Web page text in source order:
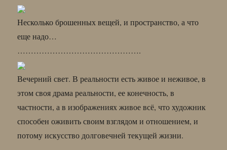
Несколько брошенных вещей, и пространство, а что
еще надо…
……………………………………….
Вечерний свет. В реальности есть живое и неживое, в
этом своя драма реальности, ее конечность, в
частности, а в изображениях живое всё, что художник
способен оживить своим взглядом и отношением, и
потому искусство долговечней текущей жизни.